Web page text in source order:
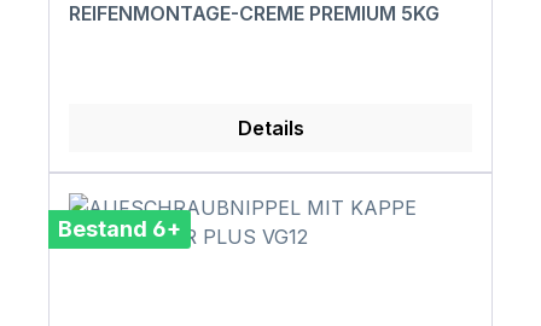
REIFENMONTAGE-CREME PREMIUM 5KG
Details
Bestand 6+